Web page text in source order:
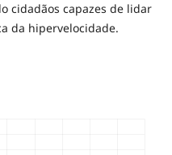
cidadãos capazes de lidar
da hipervelocidade.